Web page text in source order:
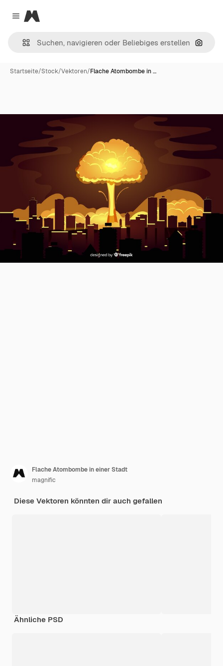
Close menu
Magnific
Nach
Startseite/Stock/Vektoren/Flache Atombombe in …
Flache Atombombe in einer Stadt
magnific
Diese Vektoren könnten dir auch gefallen
Ähnliche PSD